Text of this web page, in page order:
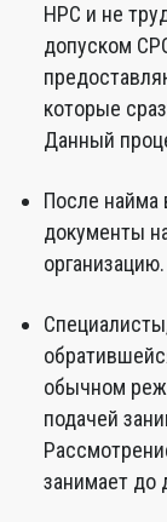
НРС и не
допуском
которые
Данный
После найма
документы
организацию.
обычном
подачей
занимает до